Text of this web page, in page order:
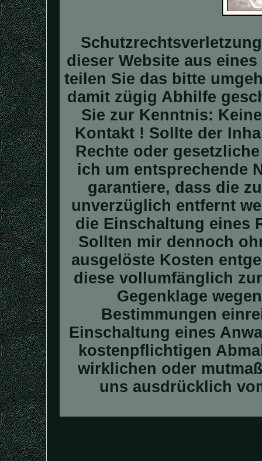
dieser Website aus
teilen Sie das bitte
damit zügig Abhilfe
Sie zur Kenntnis:
Kontakt ! Sollte der
Rechte oder
ich um entsprechende
garantiere, dass die
unverzüglich entfernt
die Einschaltung eines
Sollten mir dennoch
ausgelöste Kosten
diese vollumfänglich
Gegenklage
Bestimmungen
Einschaltung eines
kostenpflichtigen
wirklichen oder
uns ausdrücklich